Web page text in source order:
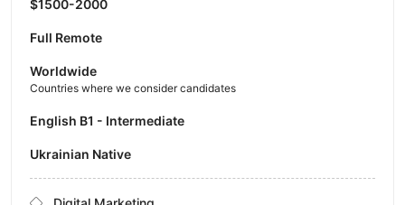
$1500-2000
Full Remote
Worldwide
Countries where we consider candidates
English B1 - Intermediate
Ukrainian Native